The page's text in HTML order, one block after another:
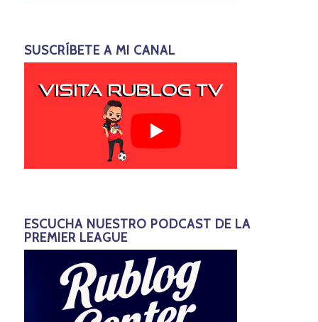
SUSCRÍBETE A MI CANAL
ESCUCHA NUESTRO PODCAST DE LA
PREMIER LEAGUE